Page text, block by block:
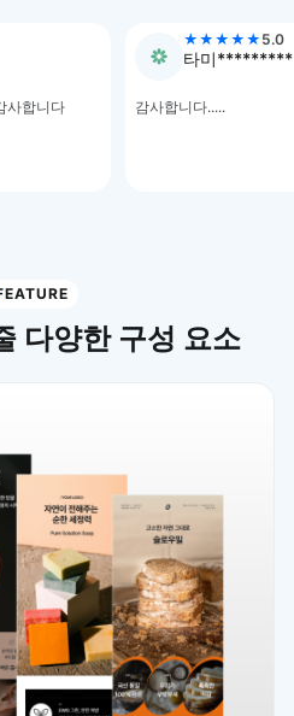
★ ★ ★ ★ ★ 5.0
SO********
상세페이지 작업용으로
사용해보니 작업 시간
잡을 수 있는 파일이었
다양한 구성 요소